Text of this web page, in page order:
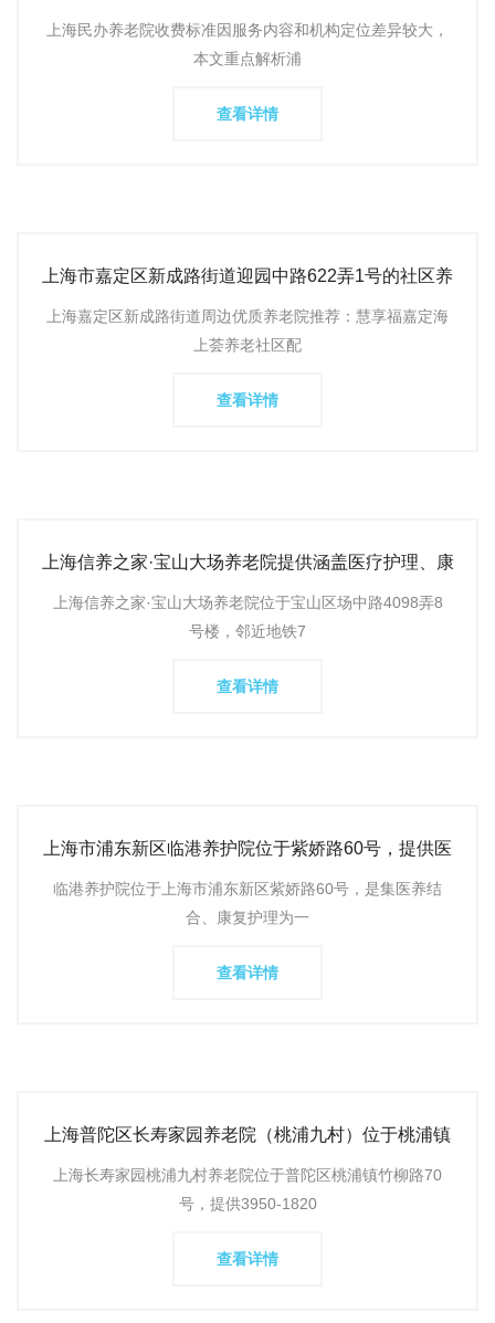
上海民办养老院收费标准因服务内容和机构定位差异较大，
本文重点解析浦
查看详情
上海市嘉定区新成路街道迎园中路622弄1号的社区养
上海嘉定区新成路街道周边优质养老院推荐：慧享福嘉定海
上荟养老社区配
查看详情
上海信养之家·宝山大场养老院提供涵盖医疗护理、康
上海信养之家·宝山大场养老院位于宝山区场中路4098弄8
号楼，邻近地铁7
查看详情
上海市浦东新区临港养护院位于紫娇路60号，提供医
临港养护院位于上海市浦东新区紫娇路60号，是集医养结
合、康复护理为一
查看详情
上海普陀区长寿家园养老院（桃浦九村）位于桃浦镇
上海长寿家园桃浦九村养老院位于普陀区桃浦镇竹柳路70
号，提供3950-1820
查看详情